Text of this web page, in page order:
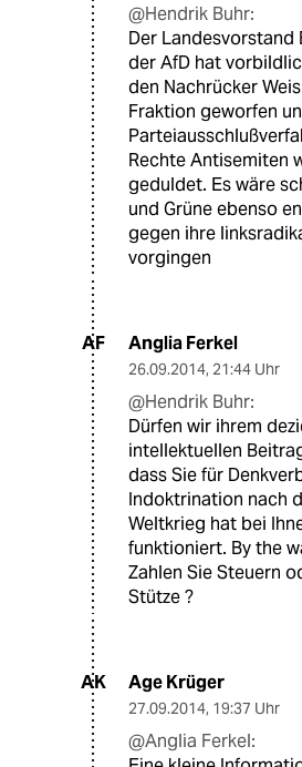
@Hendrik Buhr:
Der Landesvorstand
der AfD hat
den Nachrücker
Fraktion geworfen
Rechte Antisemiten
geduldet. Es wäre
und Grüne ebenso
gegen ihre
vorgingen
AF Anglia Ferkel
26.09.2014, 21:44 Uhr
@Hendrik Buhr:
Dürfen wir ihrem
intellektuellen
dass Sie für
Indoktrination nach
Weltkrieg hat bei
funktioniert. By the
Zahlen Sie Steuern
Stütze ?
AK Age Krüger
27.09.2014, 19:37 Uhr
@Anglia Ferkel: